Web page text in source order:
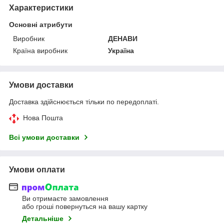
Характеристики
Основні атрибути
Виробник
ДЕНАВИ
Країна виробник
Україна
Умови доставки
Доставка здійснюється тільки по передоплаті.
Нова Пошта
Всі умови доставки
Умови оплати
Ви отримаєте замовлення
або гроші повернуться на вашу картку
Детальніше